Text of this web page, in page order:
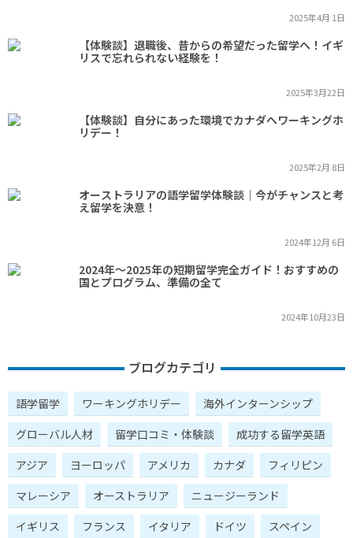
2025年4月 1日
【体験談】退職後、昔からの希望だった留学へ！イギ
リスで忘れられない経験を！
2025年3月22日
【体験談】自分にあった環境でカナダへワーキングホ
リデー！
2025年2月 8日
オーストラリアの語学留学体験談｜今がチャンスと考
え留学を決意！
2024年12月 6日
2024年～2025年の短期留学完全ガイド！おすすめの
国とプログラム、準備の全て
2024年10月23日
ブログカテゴリ
語学留学 ワーキングホリデー
海外インターンシップ
グローバル人材
留学口コミ・体験談
成功する留学英語
アジア
ヨーロッパ アメリカ カナダ
フィリピン
マレーシア
オーストラリア
ニュージーランド
イギリス
フランス イタリア ドイツ
スペイン